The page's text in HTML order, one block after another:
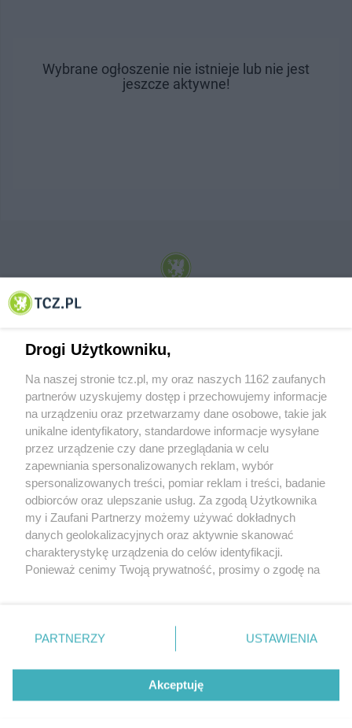
Wybrane ogłoszenie nie istnieje lub nie jest
jeszcze aktywne!
© 2001-2026 Tczew - TCZ.PL Sp. z o.o. Internetowy Serwis Informacyjny Miasta
O FIRMIE POLITYKA PRYWATNOŚCI HOSTING
REKLAMA WSPÓŁPRACA RSS FACEBOOK KONTAKT
Nasze serwisy
Aktualności
Tcz24
Historia miasta
Muzyka i kultura
Archiwum wydarzeń
Zdjęcia miasta
Drogi Użytkowniku,
Na naszej stronie tcz.pl, my oraz naszych 1162 zaufanych
partnerów uzyskujemy dostęp i przechowujemy informacje
na urządzeniu oraz przetwarzamy dane osobowe, takie jak
unikalne identyfikatory, standardowe informacje wysyłane
przez urządzenie czy dane przeglądania w celu
zapewniania spersonalizowanych reklam, wybór
spersonalizowanych treści, pomiar reklam i treści, badanie
odbiorców oraz ulepszanie usług. Za zgodą Użytkownika
my i Zaufani Partnerzy możemy używać dokładnych
danych geolokalizacyjnych oraz aktywnie skanować
charakterystykę urządzenia do celów identyfikacji.
Ponieważ cenimy Twoją prywatność, prosimy o zgodę na
znajdujący się w lewym dolnym rogu strony
. Niektóre
przetwarzaniu. Preferencje będą miały zastosowania tylko
PARTNERZY USTAWIENIA
Akceptuję